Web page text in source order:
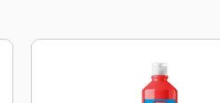
idéal pour les
universelle,
fenêtres